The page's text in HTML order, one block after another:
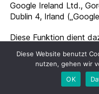
Google Ireland Ltd.,
Dublin 4, Irland
Diese Funktion dient
interessenbezogene
Der Browser des
Diese Website benutzt
nutzen, gehen wir
OK